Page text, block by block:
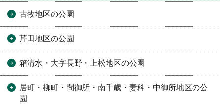
古牧地区の公園
芹田地区の公園
箱清水・大字長野・上松地区の公園
居町・柳町・問御所・南千歳・妻科・中御所地区の公
園